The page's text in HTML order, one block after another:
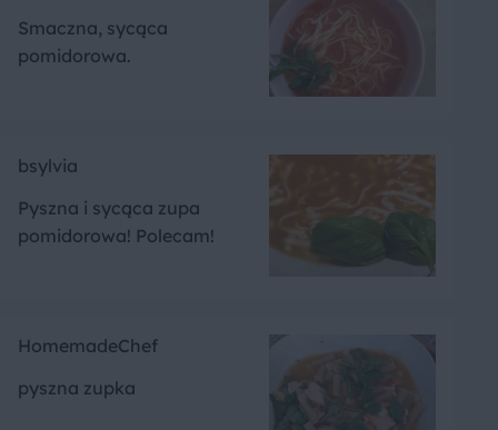
Smaczna, sycąca
pomidorowa.
bsylvia
Pyszna i sycąca zupa
pomidorowa! Polecam!
HomemadeChef
pyszna zupka